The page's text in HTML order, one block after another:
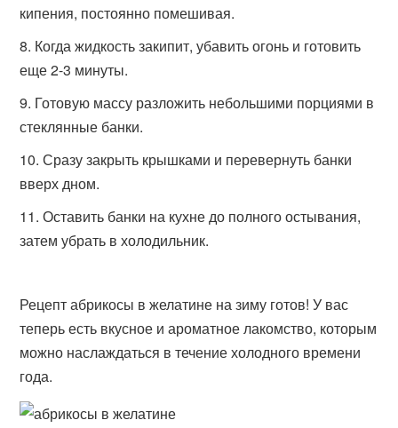
кипения, постоянно помешивая.
Когда жидкость закипит, убавить огонь и готовить
еще 2-3 минуты.
Готовую массу разложить небольшими порциями в
стеклянные банки.
Сразу закрыть крышками и перевернуть банки
вверх дном.
Оставить банки на кухне до полного остывания,
затем убрать в холодильник.
Рецепт абрикосы в желатине на зиму готов! У вас
теперь есть вкусное и ароматное лакомство, которым
можно наслаждаться в течение холодного времени
года.